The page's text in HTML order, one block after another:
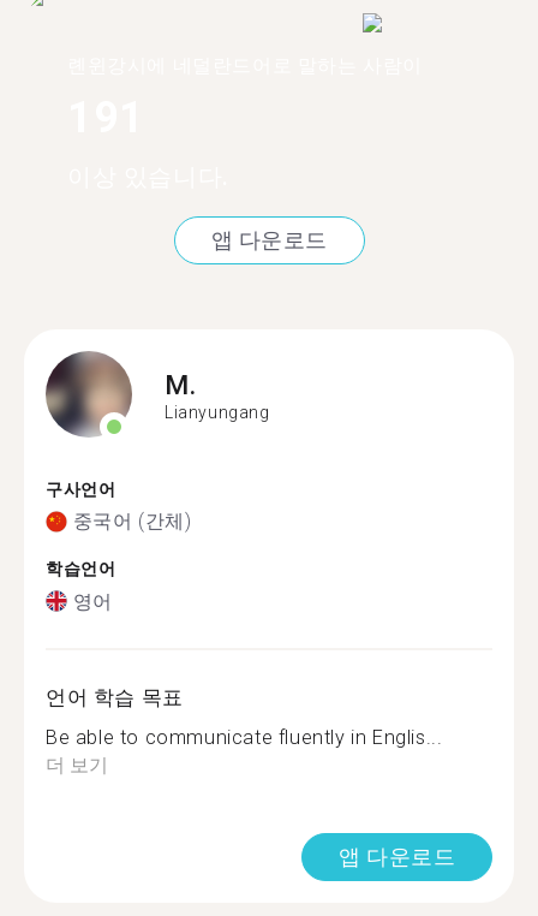
앱 다운로드
M.
Lianyungang
구사언어
중국어 (간체)
학습언어
영어
언어 학습 목표
Be able to communicate fluently in Englis...
더 보기
앱 다운로드